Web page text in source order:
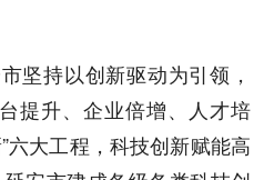
坚持以创新驱动为引领，
提升、企业倍增、人才培
六大工程，科技创新赋能高